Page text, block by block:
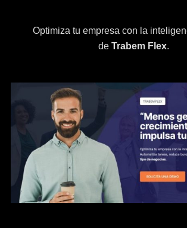
Optimiza tu empresa con la
de Trabem Flex.